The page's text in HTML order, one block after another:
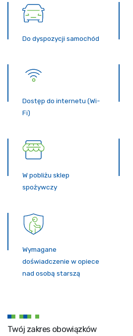
Do dyspozycji samochód
Dostęp do internetu (Wi-
Fi)
W pobliżu sklep
spożywczy
Wymagane
doświadczenie w opiece
nad osobą starszą
Twój zakres obowiązków